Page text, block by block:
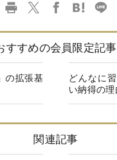
すすめの会員限定記事
の拡張基
どんなに
い納得の理
関連記事